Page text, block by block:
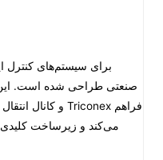
صنعتی طراحی شده است.
می‌کند و زیرساخت